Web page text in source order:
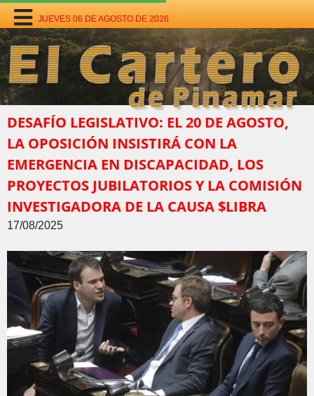
JUEVES 06 DE AGOSTO DE 2026
DESAFÍO LEGISLATIVO: EL 20 DE AGOSTO,
LA OPOSICIÓN INSISTIRÁ CON LA
EMERGENCIA EN DISCAPACIDAD, LOS
PROYECTOS JUBILATORIOS Y LA COMISIÓN
INVESTIGADORA DE LA CAUSA $LIBRA
17/08/2025